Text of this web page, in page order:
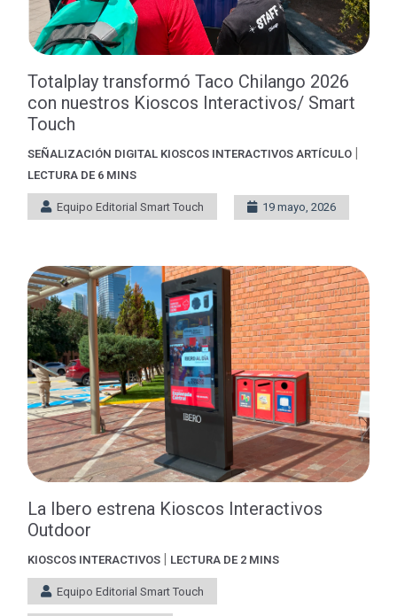
Totalplay transformó Taco Chilango 2026
con nuestros Kioscos Interactivos/ Smart
Touch
SEÑALIZACIÓN DIGITAL KIOSCOS INTERACTIVOS ARTÍCULO |
LECTURA DE 6 MINS
Equipo Editorial Smart Touch 19 mayo, 2026
La Ibero estrena Kioscos Interactivos
Outdoor
KIOSCOS INTERACTIVOS | LECTURA DE 2 MINS
Equipo Editorial Smart Touch